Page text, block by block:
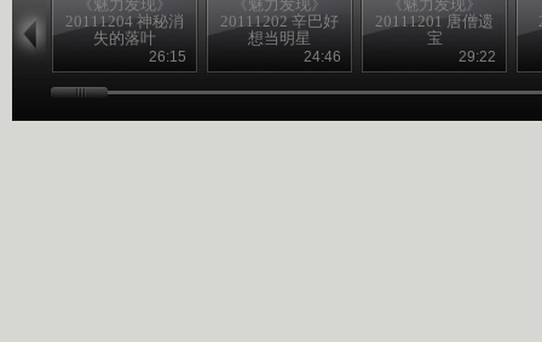
《魅力发现》
20111204 神秘消
失的落叶
26:15
《魅力发现》
20111202 辛巴好
想当明星
24:46
《魅力发现》
20111201 唐僧遗
宝
29:22